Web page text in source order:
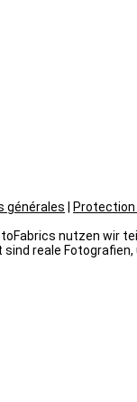
générales Protection
nutzen wir
reale